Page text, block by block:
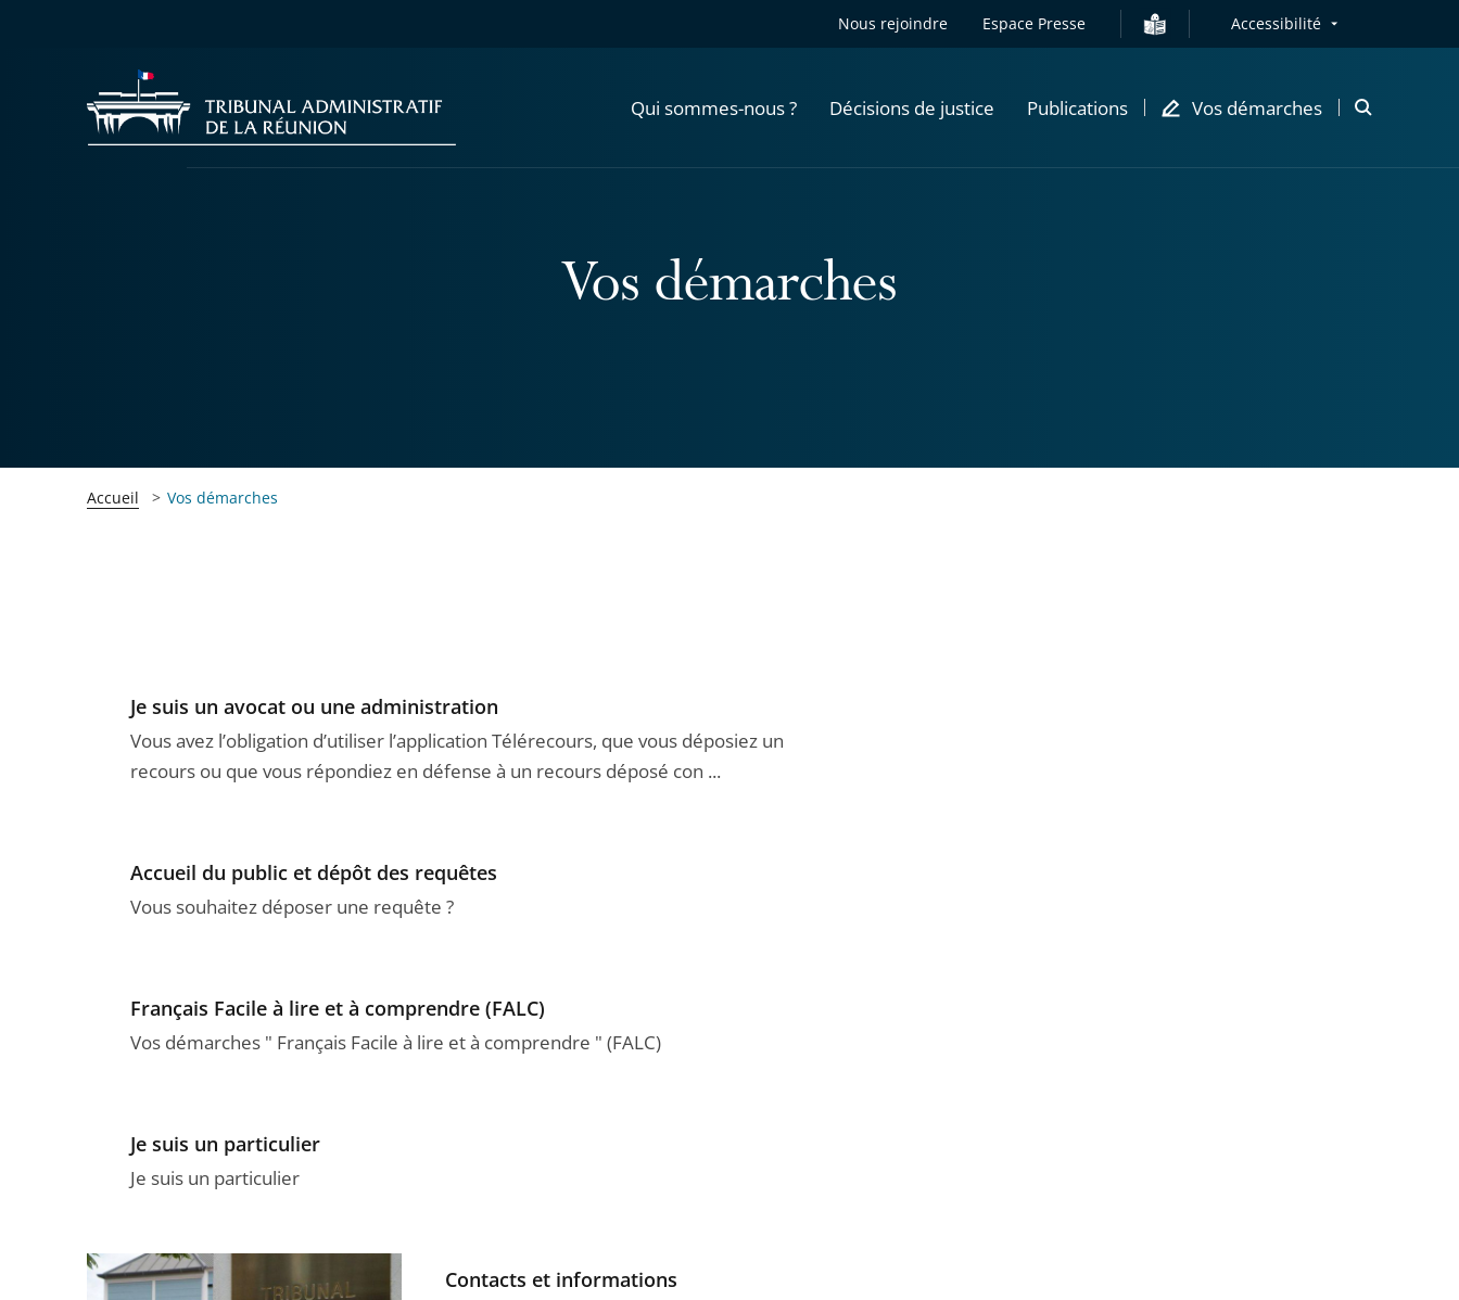
Nous rejoindre Espace Presse Accessibilité
Qui sommes-nous ? Décisions de justice Publications Vos démarches
Ouvrir
Vos démarches
Accueil Vos démarches
Je suis un avocat ou une administration
Vous avez l’obligation d’utiliser l’application Télérecours, que vous déposiez un
recours ou que vous répondiez en défense à un recours déposé con ...
Accueil du public et dépôt des requêtes
Vous souhaitez déposer une requête ?
Français Facile à lire et à comprendre (FALC)
Vos démarches " Français Facile à lire et à comprendre " (FALC)
Je suis un particulier
Je suis un particulier
Contacts et informations